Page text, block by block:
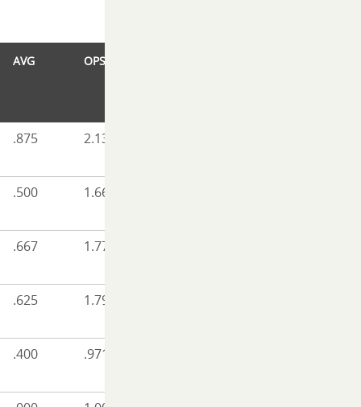
AVG OPS
.875 2.139
.500 1.667
.667 1.778
.625 1.792
.400 .971